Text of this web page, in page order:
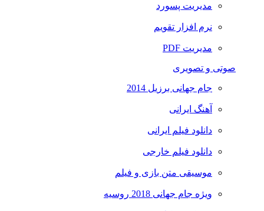
مدیریت پسورد
نرم افزار تقویم
مدیریت PDF
صوتی و تصویری
جام جهانی برزیل 2014
آهنگ ایرانی
دانلود فیلم ایرانی
دانلود فیلم خارجی
موسیقی متن بازی و فیلم
ویژه جام جهانی 2018 روسیه